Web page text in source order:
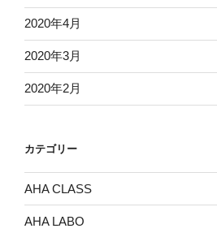
2020年4月
2020年3月
2020年2月
カテゴリー
AHA CLASS
AHA LABO